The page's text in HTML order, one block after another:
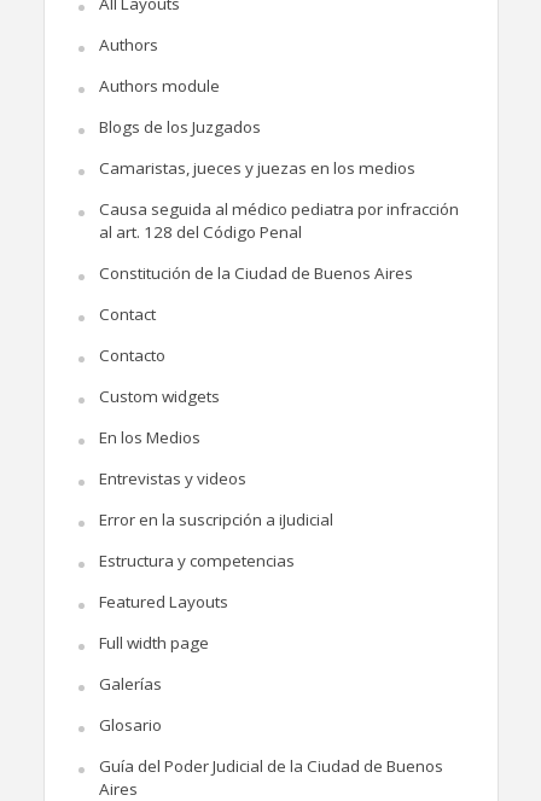
Authors
Authors module
Blogs de los Juzgados
Camaristas, jueces y juezas en los medios
Causa seguida al médico pediatra por infracción
al art. 128 del Código Penal
Constitución de la Ciudad de Buenos Aires
Contact
Contacto
Custom widgets
En los Medios
Entrevistas y videos
Error en la suscripción a iJudicial
Estructura y competencias
Featured Layouts
Full width page
Galerías
Glosario
Guía del Poder Judicial de la Ciudad de Buenos
Aires